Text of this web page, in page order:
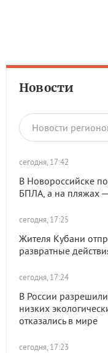
Новости
Новости
сегодня, 17:42
В Новороссийске
БПЛА, а на пляжах
сегодня, 17:25
Жителя Кубани
развратные
сегодня, 17:24
В России
низких
отказались в мире
сегодня, 17:23